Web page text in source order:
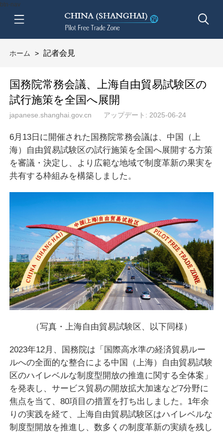
btn-nav
ホーム > 記者会見
国務院常務会議、上海自由貿易試験区の
試行施策を全国へ展開
japanese.shanghai.gov.cn アップデート: 2025-06-24
6月13日に開催された国務院常務会議は、中国（上
海）自由貿易試験区の試行施策を全国へ展開する方策
を審議・決定し、より広範な地域で制度革新の果実を
共有する枠組みを構築しました。
（写真・上海自由貿易試験区、以下同様）
2023年12月、国務院は「国際高水準の経済貿易ルー
ルへの全面的な整合による中国（上海）自由貿易試験
区のハイレベルな制度型開放の推進に関する全体案」
を発表し、サービス貿易の開放拡大加速など7分野に
焦点を当て、80項目の措置を打ち出しました。1年余
りの実践を経て、上海自由貿易試験区はハイレベルな
制度型開放を推進し、数多くの制度革新の実績を残し